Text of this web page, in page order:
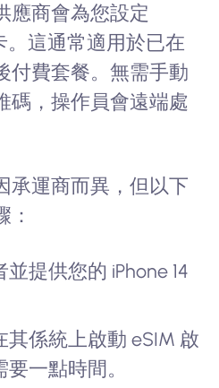
應商會為您設定
。這通常適用於已在
付費套餐。無需手動
碼，操作員會遠端處
承運商而異，但以下
：
提供您的 iPhone 14
係統上啟動 eSIM 啟
一點時間。